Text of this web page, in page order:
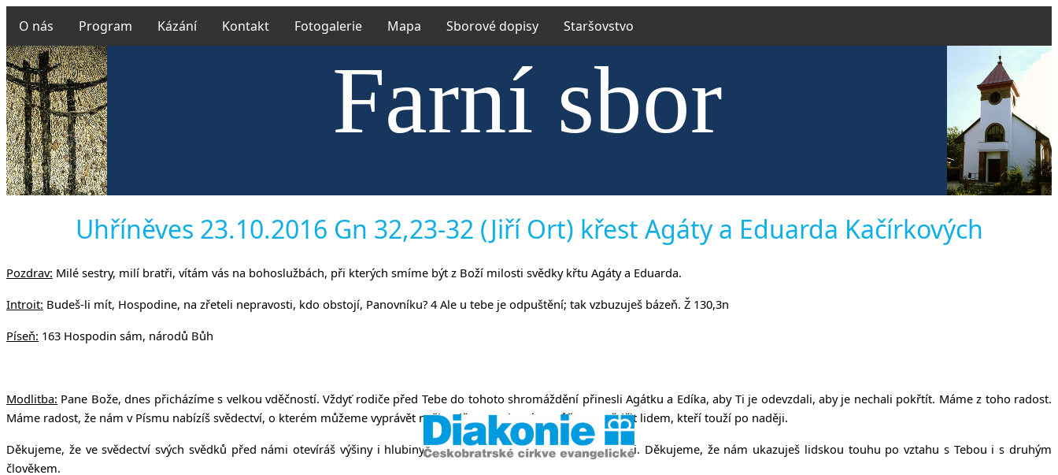
O nás Program Kázání Kontakt Fotogalerie Mapa Sborové dopisy Staršovstvo
Farní sbor
Českobratrské církve
v Uhříněvsi a Říčanech
Uhříněves 23.10.2016 Gn 32,23-32 (Jiří Ort) křest Agáty a Eduarda Kačírkových
Pozdrav: Milé sestry, milí bratři, vítám vás na bohoslužbách, při kterých smíme být z Boží milosti svědky křtu Agáty a Eduarda.
Introit: Budeš-li mít, Hospodine, na zřeteli nepravosti, kdo obstojí, Panovníku? 4 Ale u tebe je odpuštění; tak vzbuzuješ bázeň. Ž 130,3n
Píseň: 163 Hospodin sám, národů Bůh
Modlitba: Pane Bože, dnes přicházíme s velkou vděčností. Vždyť rodiče před Tebe do tohoto shromáždění přinesli Agátku a Edíka, aby Ti je odevzdali, aby je nechali pokřtít. Máme z toho radost.
Máme radost, že nám v Písmu nabízíš svědectví, o kterém můžeme vyprávět našim dětem. O kterém můžeme svědčit lidem, kteří touží po naději.
Děkujeme, že ve svědectví svých svědků před námi otevíráš výšiny i hlubiny lidského života, jeho starosti i radosti. Děkujeme, že nám ukazuješ lidskou touhu po vztahu s Tebou i s druhým
člověkem.